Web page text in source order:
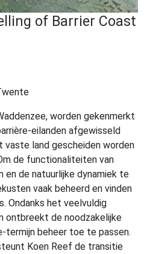
of Barrier Coast
worden gekenmerkt
eilanden afgewisseld
vaste land gescheiden worden
de functionaliteiten van
en de natuurlijke dynamiek te
vaak beheerd en vinden
Ondanks het veelvuldig
ontbreekt de noodzakelijke
beheer toe te passen.
Koen Reef de transitie